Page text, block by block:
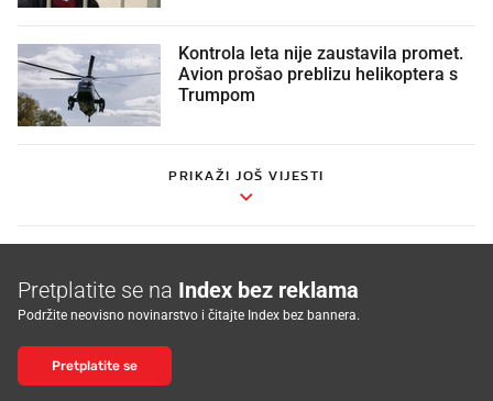
Kontrola leta nije zaustavila promet.
Avion prošao preblizu helikoptera s
Trumpom
PRIKAŽI JOŠ VIJESTI
Pretplatite se na Index bez reklama
Podržite neovisno novinarstvo i čitajte Index bez bannera.
Pretplatite se